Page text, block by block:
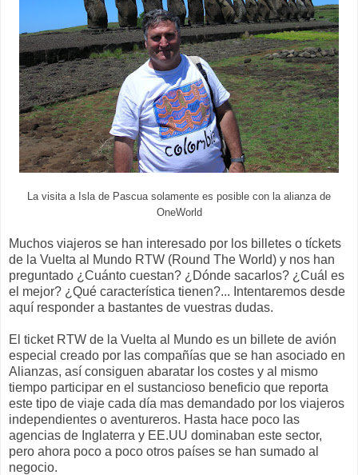
La visita a Isla de Pascua solamente es posible con la alianza de
OneWorld
Muchos viajeros se han interesado por los billetes o tíckets
de la Vuelta al Mundo RTW (Round The World) y nos han
preguntado ¿Cuánto cuestan? ¿Dónde sacarlos? ¿Cuál es
el mejor? ¿Qué característica tienen?... Intentaremos desde
aquí responder a bastantes de vuestras dudas.
El ticket RTW de la Vuelta al Mundo es un billete de avión
especial creado por las compañías que se han asociado en
Alianzas, así consiguen abaratar los costes y al mismo
tiempo participar en el sustancioso beneficio que reporta
este tipo de viaje cada día mas demandado por los viajeros
independientes o aventureros. Hasta hace poco las
agencias de Inglaterra y EE.UU dominaban este sector,
pero ahora poco a poco otros países se han sumado al
negocio.